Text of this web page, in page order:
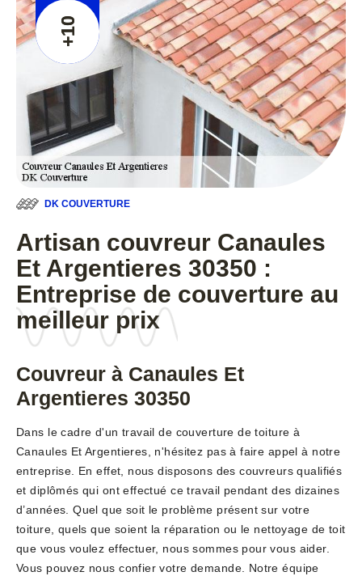
+10
DK COUVERTURE
Artisan couvreur Canaules
Et Argentieres 30350 :
Entreprise de couverture au
meilleur prix
Couvreur à Canaules Et
Argentieres 30350
Dans le cadre d'un travail de couverture de toiture à
Canaules Et Argentieres, n'hésitez pas à faire appel à notre
entreprise. En effet, nous disposons des couvreurs qualifiés
et diplômés qui ont effectué ce travail pendant des dizaines
d’années. Quel que soit le problème présent sur votre
toiture, quels que soient la réparation ou le nettoyage de toit
que vous voulez effectuer, nous sommes pour vous aider.
Vous pouvez nous confier votre demande. Notre équipe